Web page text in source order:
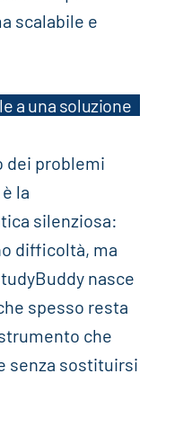
scalabile e
a una soluzione
dei problemi
la
silenziosa:
difficoltà, ma
nasce
spesso resta
che
senza sostituirsi